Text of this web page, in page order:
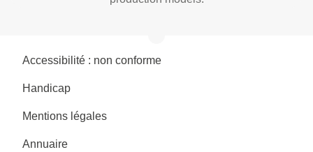
Accessibilité : non conforme
Handicap
Mentions légales
Annuaire